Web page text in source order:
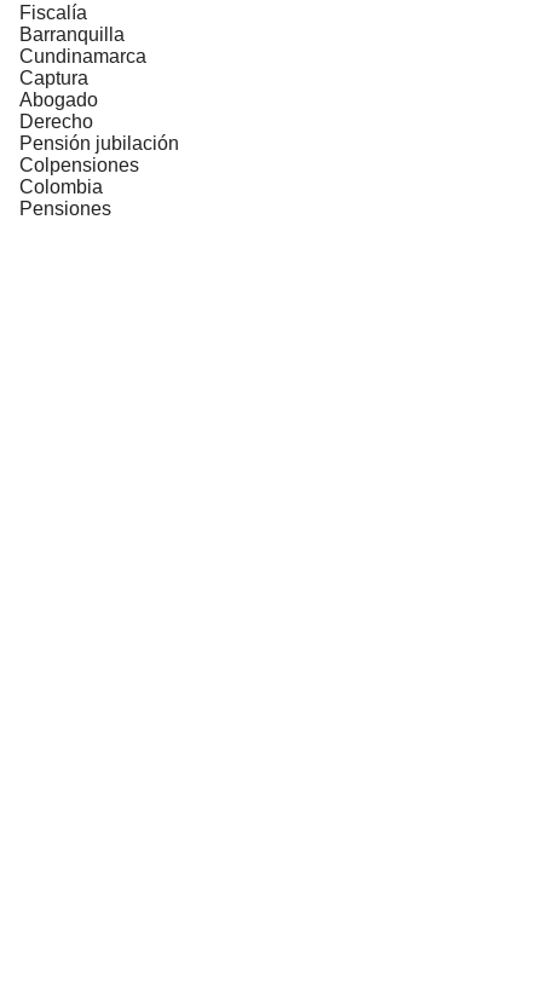
Fiscalía
Barranquilla
Cundinamarca
Captura
Abogado
Derecho
Pensión jubilación
Colpensiones
Colombia
Pensiones